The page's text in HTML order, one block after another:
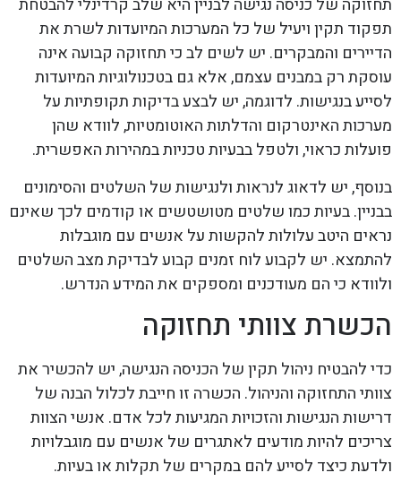
תחזוקה של כניסה נגישה לבניין היא שלב קרדינלי להבטחת
תפקוד תקין ויעיל של כל המערכות המיועדות לשרת את
הדיירים והמבקרים. יש לשים לב כי תחזוקה קבועה אינה
עוסקת רק במבנים עצמם, אלא גם בטכנולוגיות המיועדות
לסייע בנגישות. לדוגמה, יש לבצע בדיקות תקופתיות על
מערכות האינטרקום והדלתות האוטומטיות, לוודא שהן
פועלות כראוי, ולטפל בבעיות טכניות במהירות האפשרית.
בנוסף, יש לדאוג לנראות ולנגישות של השלטים והסימונים
בבניין. בעיות כמו שלטים מטושטשים או קודמים לכך שאינם
נראים היטב עלולות להקשות על אנשים עם מוגבלות
להתמצא. יש לקבוע לוח זמנים קבוע לבדיקת מצב השלטים
ולוודא כי הם מעודכנים ומספקים את המידע הנדרש.
הכשרת צוותי תחזוקה
כדי להבטיח ניהול תקין של הכניסה הנגישה, יש להכשיר את
צוותי התחזוקה והניהול. הכשרה זו חייבת לכלול הבנה של
דרישות הנגישות והזכויות המגיעות לכל אדם. אנשי הצוות
צריכים להיות מודעים לאתגרים של אנשים עם מוגבלויות
ולדעת כיצד לסייע להם במקרים של תקלות או בעיות.